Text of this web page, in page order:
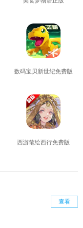
数码宝贝新世纪免费版
西游笔绘西行免费版
查看